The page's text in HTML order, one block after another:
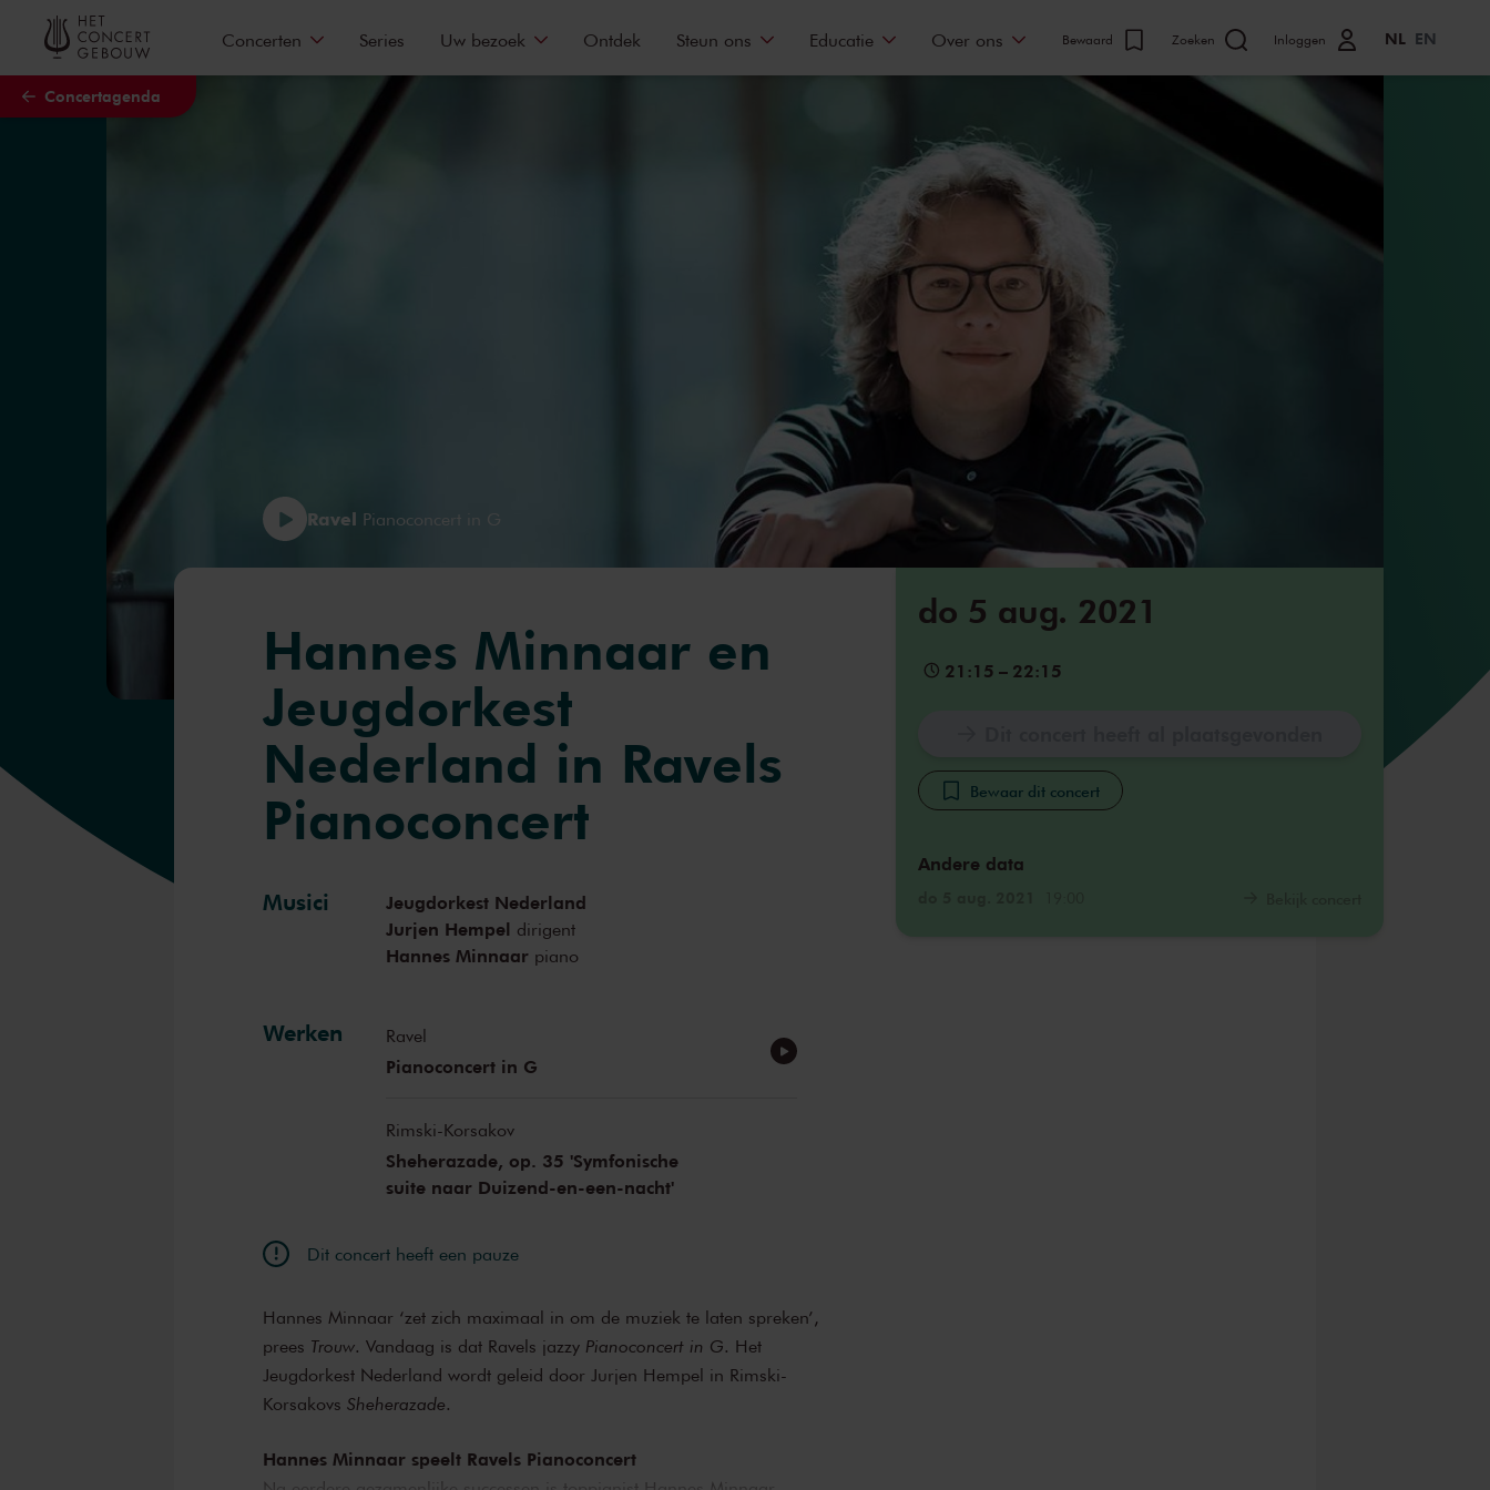
Naar hoofdcontent
Concertagenda
Concerten Series Uw bezoek Ontdek Steun ons Educatie Over ons Bewaard Zoeken Inloggen NL EN
do 5 aug. 2021
21:15 – 22:15
Bewaar dit concert
Andere data
Ravel Pianoconcert in G
Hannes Minnaar en
Jeugdorkest
Nederland in Ravels
Pianoconcert
Musici
Jeugdorkest Nederland
Jurjen Hempel dirigent
Hannes Minnaar piano
Werken Ravel
Pianoconcert in G
Rimski-Korsakov
Sheherazade, op. 35 'Symfonische
suite naar Duizend-en-een-nacht'
Dit concert heeft een pauze
Hannes Minnaar ‘zet zich maximaal in om de muziek te laten spreken’,
prees Trouw. Vandaag is dat Ravels jazzy Pianoconcert in G. Het
Jeugdorkest Nederland wordt geleid door Jurjen Hempel in Rimski-
KorsakovsSheherazade.
Hannes Minnaar speelt Ravels Pianoconcert